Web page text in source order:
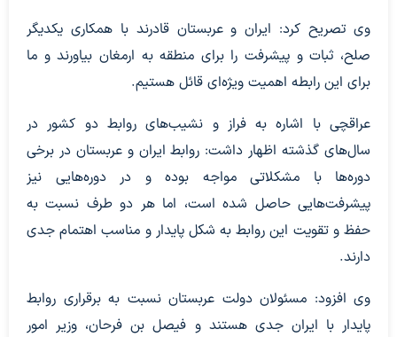
وی تصریح کرد: ایران و عربستان قادرند با همکاری یکدیگر
صلح، ثبات و پیشرفت را برای منطقه به ارمغان بیاورند و ما
برای این رابطه اهمیت ویژه‌ای قائل هستیم.
عراقچی با اشاره به فراز و نشیب‌های روابط دو کشور در
سال‌های گذشته اظهار داشت: روابط ایران و عربستان در برخی
دوره‌ها با مشکلاتی مواجه بوده و در دوره‌هایی نیز
پیشرفت‌هایی حاصل شده است، اما هر دو طرف نسبت به
حفظ و تقویت این روابط به شکل پایدار و مناسب اهتمام جدی
دارند.
وی افزود: مسئولان دولت عربستان نسبت به برقراری روابط
پایدار با ایران جدی هستند و فیصل بن فرحان، وزیر امور